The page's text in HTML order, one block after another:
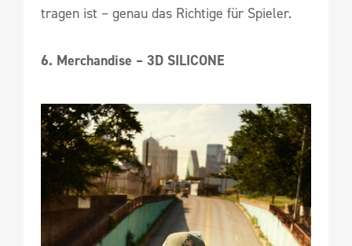
tragen ist – genau das Richtige für Spieler.
6. Merchandise – 3D SILICONE